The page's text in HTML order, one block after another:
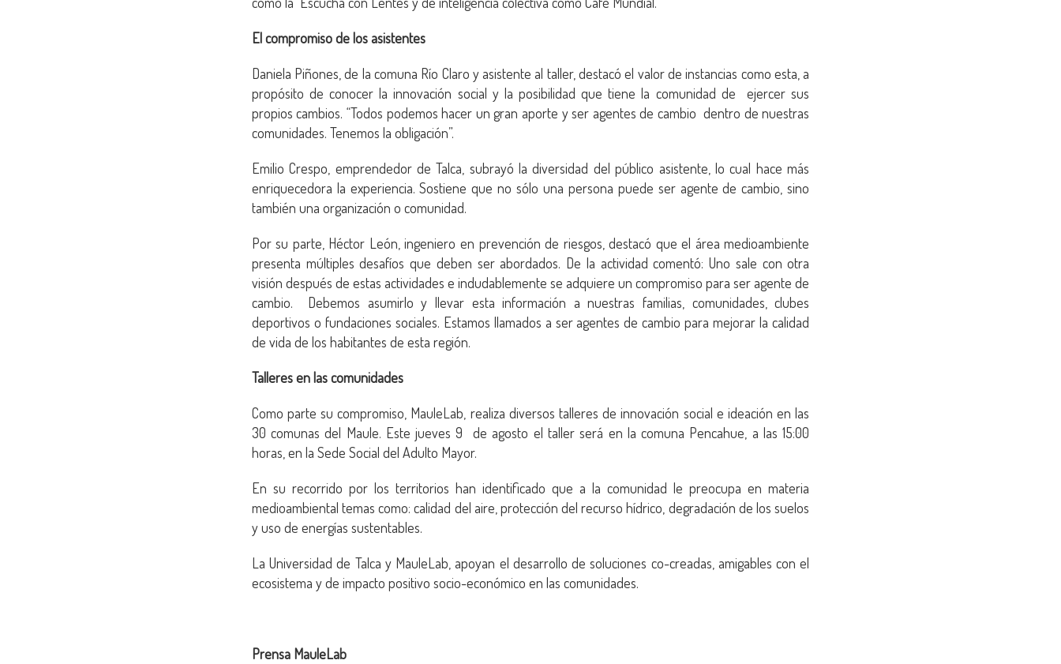
El compromiso de los asistentes
Daniela Piñones, de la comuna Río Claro y asistente al taller, destacó el valor de instancias como esta, a
propósito de conocer la innovación social y la posibilidad que tiene la comunidad de ejercer sus
propios cambios. “Todos podemos hacer un gran aporte y ser agentes de cambio dentro de nuestras
comunidades. Tenemos la obligación”.
Emilio Crespo, emprendedor de Talca, subrayó la diversidad del público asistente, lo cual hace más
enriquecedora la experiencia. Sostiene que no sólo una persona puede ser agente de cambio, sino
también una organización o comunidad.
Por su parte, Héctor León, ingeniero en prevención de riesgos, destacó que el área medioambiente
presenta múltiples desafíos que deben ser abordados. De la actividad comentó: Uno sale con otra
visión después de estas actividades e indudablemente se adquiere un compromiso para ser agente de
cambio. Debemos asumirlo y llevar esta información a nuestras familias, comunidades, clubes
deportivos o fundaciones sociales. Estamos llamados a ser agentes de cambio para mejorar la calidad
de vida de los habitantes de esta región.
Talleres en las comunidades
Como parte su compromiso, MauleLab, realiza diversos talleres de innovación social e ideación en las
30 comunas del Maule. Este jueves 9 de agosto el taller será en la comuna Pencahue, a las 15:00
horas, en la Sede Social del Adulto Mayor.
En su recorrido por los territorios han identificado que a la comunidad le preocupa en materia
medioambiental temas como: calidad del aire, protección del recurso hídrico, degradación de los suelos
y uso de energías sustentables.
La Universidad de Talca y MauleLab, apoyan el desarrollo de soluciones co-creadas, amigables con el
ecosistema y de impacto positivo socio-económico en las comunidades.
Prensa MauleLab